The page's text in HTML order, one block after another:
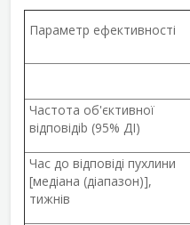
Параметр ефективності
Частота об'єктивної
відповідіb (95% ДІ)
Час до відповіді пухлини
[медіана (діапазон)],
тижнів